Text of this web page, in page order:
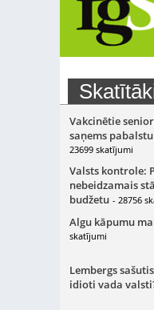
Vakcinētie
saņems
23699 skatījumi
Valsts kontrole:
nebeidzamais
budžetu - 28756
Algu kāpumu
skatījumi
Lembergs
idioti vada